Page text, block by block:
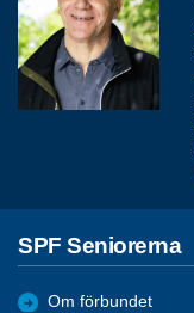
SPF Seniorerna
Om förbundet